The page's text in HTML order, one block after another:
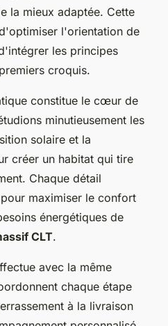
la mieux adaptée. Cette
l'orientation de
les principes
croquis.
constitue le cœur de
minutieusement les
solaire et la
créer un habitat qui tire
Chaque détail
maximiser le confort
énergétiques de
CLT.
avec la même
chaque étape
à la livraison